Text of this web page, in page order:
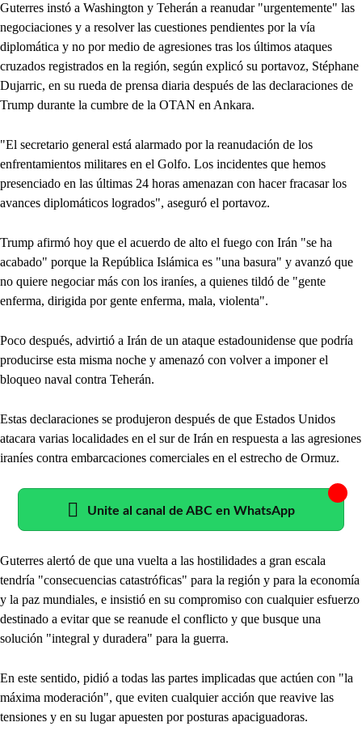
Guterres instó a Washington y Teherán a reanudar "urgentemente" las
negociaciones y a resolver las cuestiones pendientes por la vía
diplomática y no por medio de agresiones tras los últimos ataques
cruzados registrados en la región, según explicó su portavoz, Stéphane
Dujarric, en su rueda de prensa diaria después de las declaraciones de
Trump durante la cumbre de la OTAN en Ankara.
"El secretario general está alarmado por la reanudación de los
enfrentamientos militares en el Golfo. Los incidentes que hemos
presenciado en las últimas 24 horas amenazan con hacer fracasar los
avances diplomáticos logrados", aseguró el portavoz.
Trump afirmó hoy que el acuerdo de alto el fuego con Irán "se ha
acabado" porque la República Islámica es "una basura" y avanzó que
no quiere negociar más con los iraníes, a quienes tildó de "gente
enferma, dirigida por gente enferma, mala, violenta".
Poco después, advirtió a Irán de un ataque estadounidense que podría
producirse esta misma noche y amenazó con volver a imponer el
bloqueo naval contra Teherán.
Estas declaraciones se produjeron después de que Estados Unidos
atacara varias localidades en el sur de Irán en respuesta a las agresiones
iraníes contra embarcaciones comerciales en el estrecho de Ormuz.
Unite al canal de ABC en WhatsApp
Guterres alertó de que una vuelta a las hostilidades a gran escala
tendría "consecuencias catastróficas" para la región y para la economía
y la paz mundiales, e insistió en su compromiso con cualquier esfuerzo
destinado a evitar que se reanude el conflicto y que busque una
solución "integral y duradera" para la guerra.
En este sentido, pidió a todas las partes implicadas que actúen con "la
máxima moderación", que eviten cualquier acción que reavive las
tensiones y en su lugar apuesten por posturas apaciguadoras.